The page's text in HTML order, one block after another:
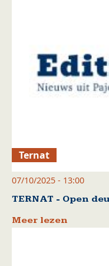
Ternat
07/10/2025 - 13:00
TERNAT - Open
Meer lezen